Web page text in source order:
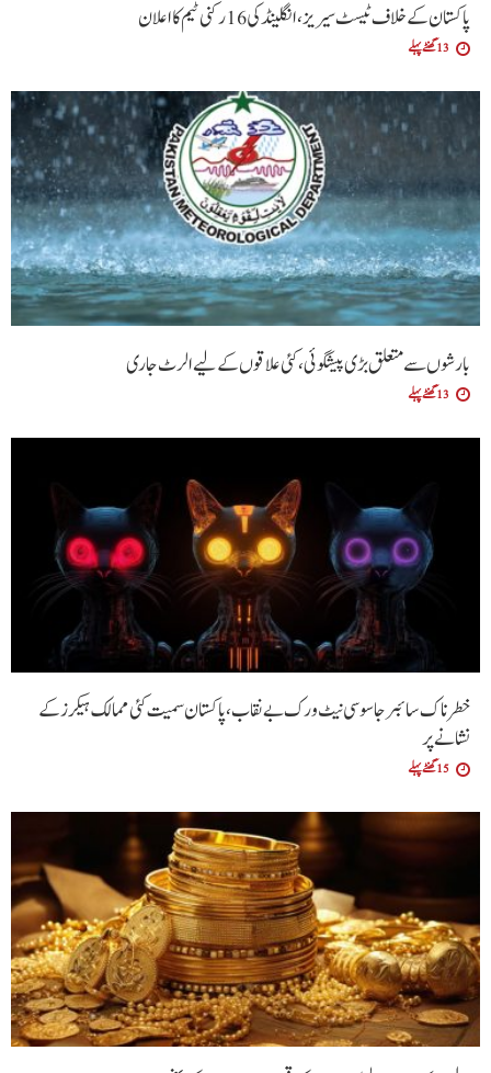
پاکستان کے خلاف ٹیسٹ سیریز، انگلینڈ کی 16 رکنی ٹیم کا اعلان
13 گھنٹے پہلے
بارشوں سے متعلق بڑی پیشگوئی، کئی علاقوں کے لیے الرٹ جاری
13 گھنٹے پہلے
خطرناک سائبر جاسوسی نیٹ ورک بے نقاب، پاکستان سمیت کئی ممالک ہیکرز کے
نشانے پر
15 گھنٹے پہلے